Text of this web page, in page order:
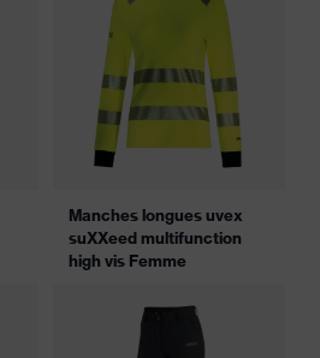
Manches longues uvex
suXXeed multifunction
high vis Femme